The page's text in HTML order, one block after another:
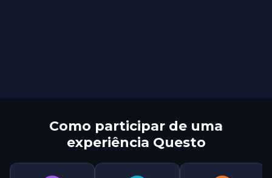
Como participar de uma
experiência Questo